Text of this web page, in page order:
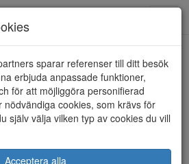
sparar referenser till ditt besök
erbjuda anpassade funktioner,
för att möjliggöra personifierad
nödvändiga cookies, som krävs för
själv välja vilken typ av cookies du vill
Acceptera alla